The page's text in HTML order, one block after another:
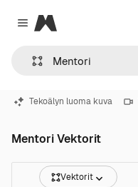
Close menu
Magnific
Tekoälyn luoma kuva
Mentori Vektorit
Vektorit